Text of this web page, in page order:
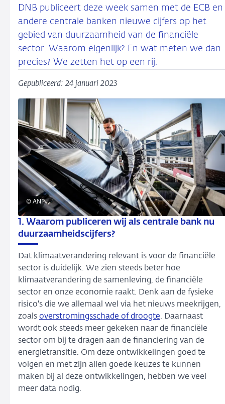
DNB publiceert deze week samen met de ECB en
andere centrale banken nieuwe cijfers op het
gebied van duurzaamheid van de financiële
sector. Waarom eigenlijk? En wat meten we dan
precies? We zetten het op een rij.
Gepubliceerd: 24 januari 2023
© ANP
1. Waarom publiceren wij als centrale bank nu
duurzaamheidscijfers?
Dat klimaatverandering relevant is voor de financiële
sector is duidelijk. We zien steeds beter hoe
klimaatverandering de samenleving, de financiële
sector en onze economie raakt. Denk aan de fysieke
risico's die we allemaal wel via het nieuws meekrijgen,
zoals overstromingsschade of droogte. Daarnaast
wordt ook steeds meer gekeken naar de financiële
sector om bij te dragen aan de financiering van de
energietransitie. Om deze ontwikkelingen goed te
volgen en met zijn allen goede keuzes te kunnen
maken bij al deze ontwikkelingen, hebben we veel
meer data nodig.